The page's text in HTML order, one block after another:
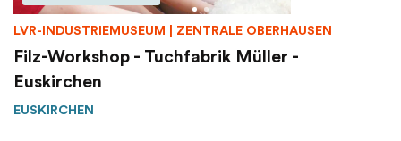
LVR-INDUSTRIEMUSEUM | ZENTRALE OBERHAUSEN
Filz-Workshop - Tuchfabrik Müller -
Euskirchen
EUSKIRCHEN